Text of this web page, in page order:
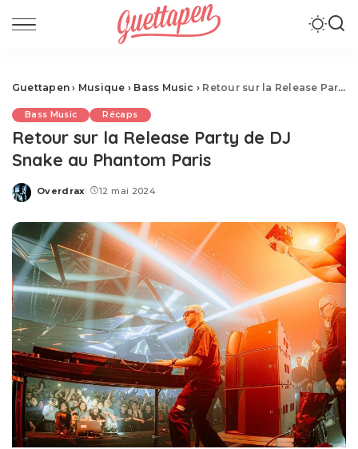
Guettapen › Musique › Bass Music › Retour sur la Release Party de DJ Snake au Phantom Paris
Bass Music Récaps
Retour sur la Release Party de DJ
Snake au Phantom Paris
Posted
Overdrax 12 mai 2024